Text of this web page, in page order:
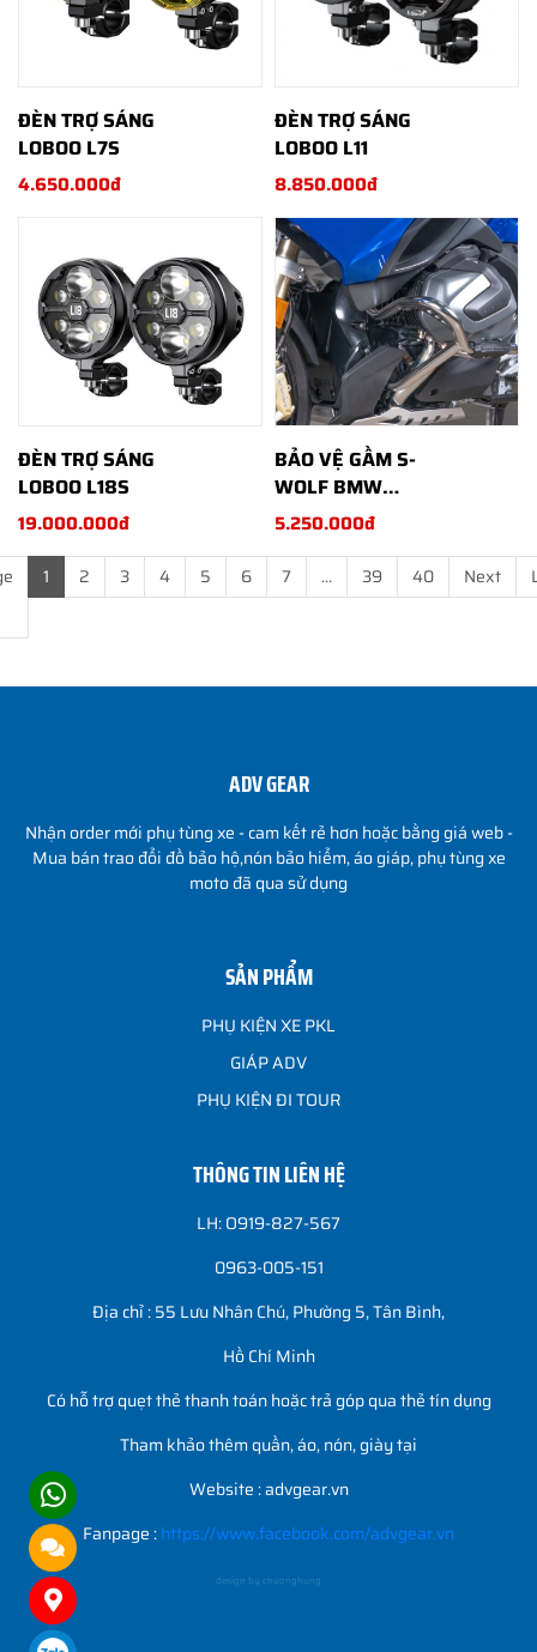
ĐÈN TRỢ SÁNG
LOBOO L7S
4.650.000đ
ĐÈN TRỢ SÁNG
LOBOO L11
8.850.000đ
ĐÈN TRỢ SÁNG
LOBOO L18S
19.000.000đ
BẢO VỆ GẦM S-
WOLF BMW
R1250RT
5.250.000đ
1 2 3 4 5 6 7 ... 39 40 Next
ADV GEAR
Nhận order mới phụ tùng xe - cam kết rẻ hơn hoặc bằng giá web -
Mua bán trao đổi đồ bảo hộ,nón bảo hiểm, áo giáp, phụ tùng xe
moto đã qua sử dụng
SẢN PHẨM
PHỤ KIỆN XE PKL
GIÁP ADV
PHỤ KIỆN ĐI TOUR
THÔNG TIN LIÊN HỆ
LH: O919-827-567
0963-005-151
Địa chỉ : 55 Lưu Nhân Chú, Phường 5, Tân Bình,
Hồ Chí Minh
Có hỗ trợ quẹt thẻ thanh toán hoặc trả góp qua thẻ tín dụng
Tham khảo thêm quần, áo, nón, giày tại
Website : advgear.vn
Fanpage :https://www.facebook.com/advgear.vn
design by chuonghung